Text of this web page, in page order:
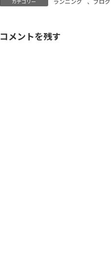
カテゴリー ランニング 、 ブログ
コメントを残す